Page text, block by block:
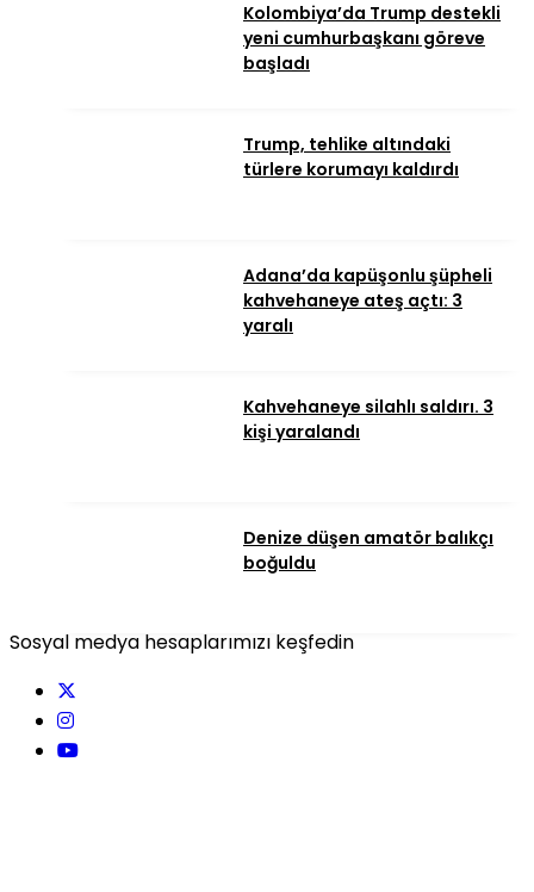
Kolombiya’da Trump destekli
yeni cumhurbaşkanı göreve
başladı
Trump, tehlike altındaki
türlere korumayı kaldırdı
Adana’da kapüşonlu şüpheli
kahvehaneye ateş açtı: 3
yaralı
Kahvehaneye silahlı saldırı. 3
kişi yaralandı
Denize düşen amatör balıkçı
boğuldu
Sosyal medya hesaplarımızı keşfedin